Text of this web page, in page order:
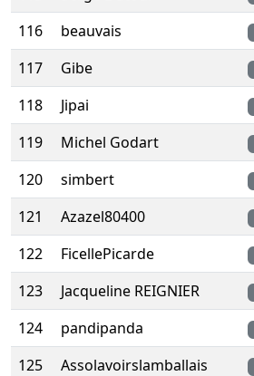
116 beauvais
117 Gibe
118 Jipai
119 Michel Godart
120 simbert
121 Azazel80400
122 FicellePicarde
123 Jacqueline REIGNIER
124 pandipanda
125 Assolavoirslamballais